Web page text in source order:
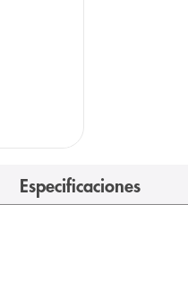
Especificaciones